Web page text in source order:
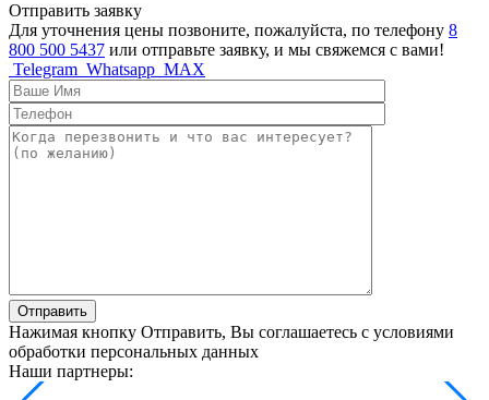
Отправить заявку
Для уточнения цены позвоните, пожалуйста, по телефону 8
800 500 5437 или отправьте заявку, и мы свяжемся с вами!
Telegram Whatsapp MAX
Отправить
Нажимая кнопку Отправить, Вы соглашаетесь с условиями
обработки персональных данных
Наши партнеры: